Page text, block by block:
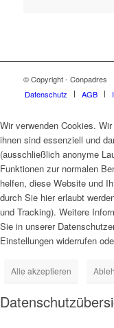
© Copyright - Conpadres
Datenschutz
AGB
Wir verwenden Cookies.
ihnen sind essenziell und
(ausschließlich anonyme
Funktionen zur normalen
helfen, diese Website und
durch Sie hier erlaubt
und Tracking). Weitere
Sie in unserer
Einstellungen widerrufen
Alle akzeptieren